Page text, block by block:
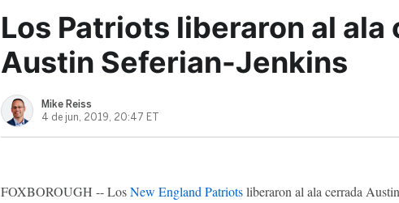
Los Patriots liberaron al ala
Austin Seferian-Jenkins
Mike Reiss
4 de jun, 2019, 20:47 ET
FOXBOROUGH -- LosNew England Patriotsliberaron al ala cerrada